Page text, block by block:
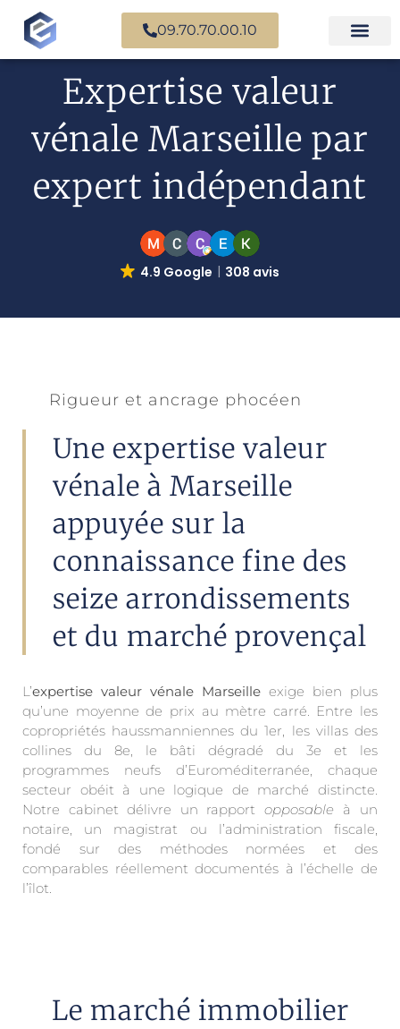
09.70.70.00.10
Expertise valeur
vénale Marseille par
expert indépendant
4.9 Google 308 avis
Rigueur et ancrage phocéen
Une expertise valeur
vénale à Marseille
appuyée sur la
connaissance fine des
seize arrondissements
et du marché provençal
L’expertise valeur vénale Marseille exige bien plus
qu’une moyenne de prix au mètre carré. Entre les
copropriétés haussmanniennes du 1er, les villas des
collines du 8e, le bâti dégradé du 3e et les
programmes neufs d’Euroméditerranée, chaque
secteur obéit à une logique de marché distincte.
Notre cabinet délivre un rapport opposable à un
notaire, un magistrat ou l’administration fiscale,
fondé sur des méthodes normées et des
comparables réellement documentés à l’échelle de
l’îlot.
Le marché immobilier